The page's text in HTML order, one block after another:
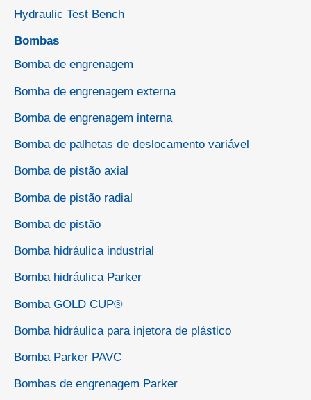
Hydraulic Test Bench
Bombas
Bomba de engrenagem
Bomba de engrenagem externa
Bomba de engrenagem interna
Bomba de palhetas de deslocamento variável
Bomba de pistão axial
Bomba de pistão radial
Bomba de pistão
Bomba hidráulica industrial
Bomba hidráulica Parker
Bomba GOLD CUP®
Bomba hidráulica para injetora de plástico
Bomba Parker PAVC
Bombas de engrenagem Parker